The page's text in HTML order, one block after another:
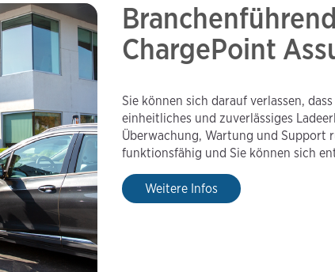
ChargePoint
Sie können sich darauf verlassen,
einheitliches und zuverlässiges
Überwachung, Wartung und Support
funktionsfähig und Sie können sich
Weitere Infos